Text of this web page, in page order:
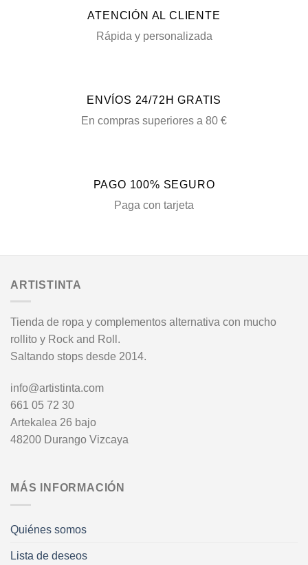
ATENCIÓN AL CLIENTE
Rápida y personalizada
ENVÍOS 24/72H GRATIS
En compras superiores a 80 €
PAGO 100% SEGURO
Paga con tarjeta
ARTISTINTA
Tienda de ropa y complementos alternativa con mucho
rollito y Rock and Roll.
Saltando stops desde 2014.
info@artistinta.com
661 05 72 30
Artekalea 26 bajo
48200 Durango Vizcaya
MÁS INFORMACIÓN
Quiénes somos
Lista de deseos